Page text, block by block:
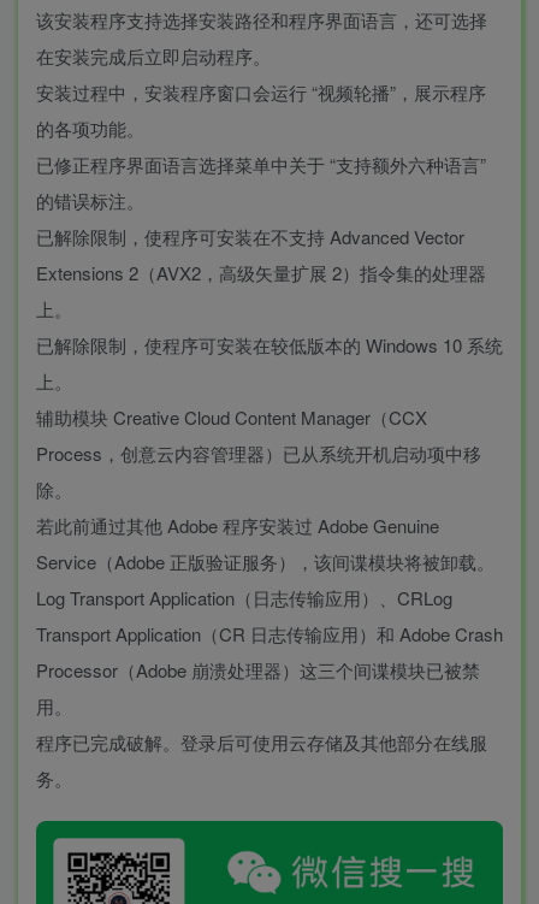
该安装程序支持选择安装路径和程序界面语言，还可选择
在安装完成后立即启动程序。
安装过程中，安装程序窗口会运行 “视频轮播”，展示程序
的各项功能。
已修正程序界面语言选择菜单中关于 “支持额外六种语言”
的错误标注。
已解除限制，使程序可安装在不支持 Advanced Vector
Extensions 2（AVX2，高级矢量扩展 2）指令集的处理器
上。
已解除限制，使程序可安装在较低版本的 Windows 10 系统
上。
辅助模块 Creative Cloud Content Manager（CCX
Process，创意云内容管理器）已从系统开机启动项中移
除。
若此前通过其他 Adobe 程序安装过 Adobe Genuine
Service（Adobe 正版验证服务），该间谍模块将被卸载。
Log Transport Application（日志传输应用）、CRLog
Transport Application（CR 日志传输应用）和 Adobe Crash
Processor（Adobe 崩溃处理器）这三个间谍模块已被禁
用。
程序已完成破解。登录后可使用云存储及其他部分在线服
务。